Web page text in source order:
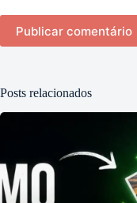
Publicar comentário
Posts relacionados